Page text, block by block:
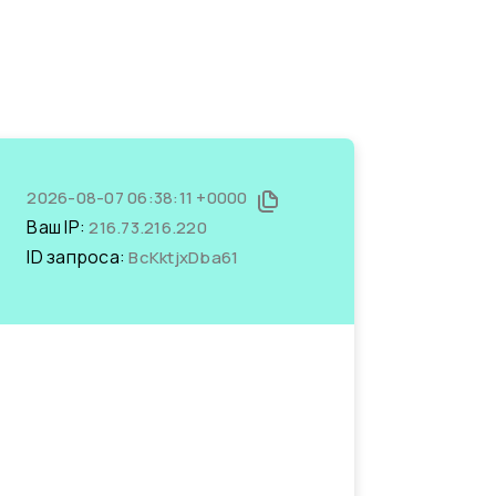
2026-08-07 06:38:11 +0000
Ваш IP:216.73.216.220
ID запроса:BcKktjxDba61